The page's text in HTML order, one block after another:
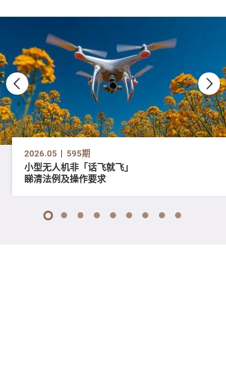
2026.05 595期
小型无人机非「话飞就飞」
睇清法例及操作要求
1 2 3 4 5 6 7 8 9